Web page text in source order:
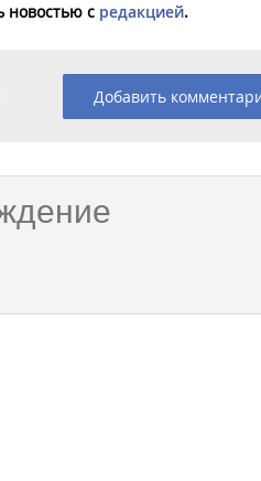
новостью с редакцией.
Добавить